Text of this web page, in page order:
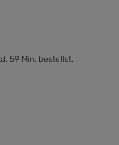
59 Min. bestellst.